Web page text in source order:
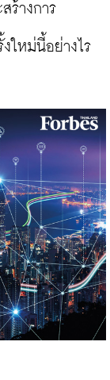
ร้างการ
ใหม่นี้อย่างไร